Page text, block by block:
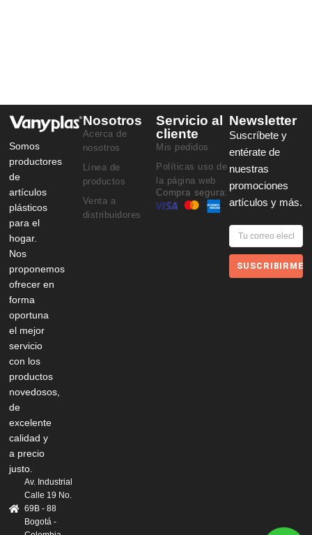
Somos
productores
de
artículos
plásticos
para el
hogar.
Nos
proponemos
ofrecer en
forma
oportuna
el mejor
servicio
con los
productos
novedosos,
de
excelente
calidad y
a precio
justo.
Av. Industrial
Calle 19 No.
69B - 88
Bogotá -
Nosotros
Acerca de
nosotros
Línea de
productos
Venta a
distribuidores
Servicio al
cliente
Mis pedidos
Políticas uso de
la página web
Compra segura:
Newsletter
Suscríbete y
entérate de
nuestras
promociones
artículos y más.
SUSCRIBIRME